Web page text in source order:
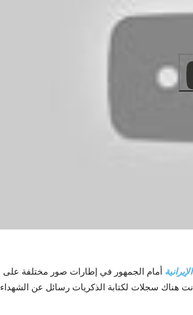
أمام الجمهور في إطارات صور مختلفة على
هناك سجلات لكتابة الذكريات رسائل عن الشهداء